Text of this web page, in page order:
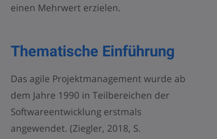
einen Mehrwert erzielen.
Thematische Einführung
Das agile Projektmanagement wurde ab
dem Jahre 1990 in Teilbereichen der
Softwareentwicklung erstmals
angewendet. (Ziegler, 2018, S.